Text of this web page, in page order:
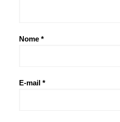
Nome *
E-mail *